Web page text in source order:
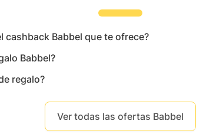
cashback Babbel que te ofrece?
Babbel?
regalo?
Ver todas las ofertas Babbel